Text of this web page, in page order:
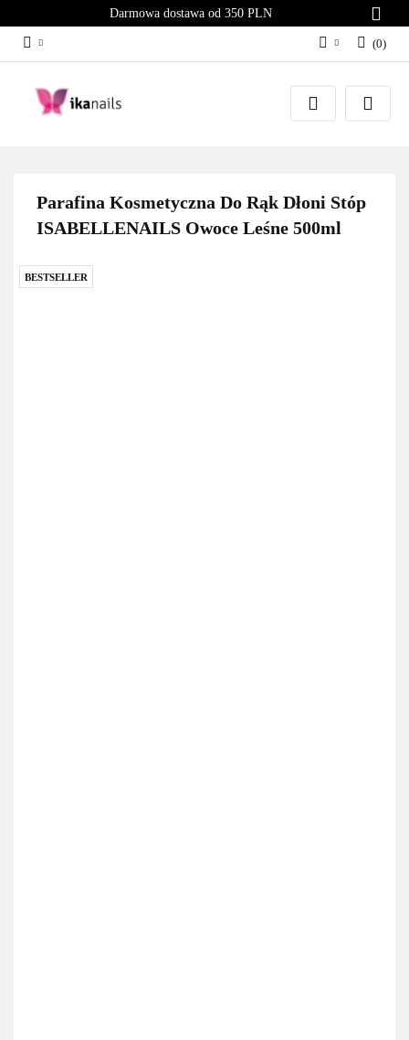
Darmowa dostawa od 350 PLN
Zaloguj się
Załóż konto
(0)
Parafina Kosmetyczna Do Rąk Dłoni Stóp
ISABELLENAILS Owoce Leśne 500ml
BESTSELLER